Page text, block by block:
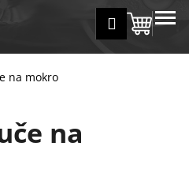
Přihlášení
košík
MENU
na mokro
na